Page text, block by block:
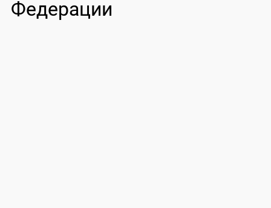
Федерации